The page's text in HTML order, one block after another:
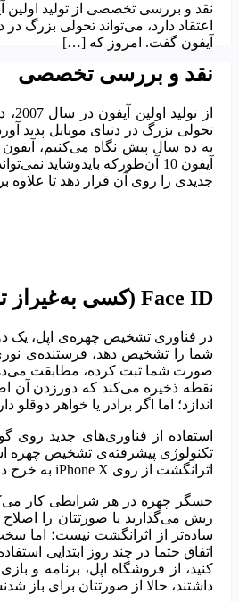
اعتقاد دارد، می‌تواند تحولی بزرگ
آیفون گفت. امروز که […]
نقد و بررسی تخصصی
از
تحولی بزرگ در دنیای موبایل پدید
به ده سال پیش نگاه می‌کنیم،
آیفون 10 آن‌طورکه
جدیدی را روی آن قرار دهد تا علاوه
Face ID (کسی به‌غیراز تو را نمی‌شناسم)
در فناوری تشخیص چهره‌ی اپل، یک
شما را تشخیص دهد، فرستنده‌ی نوری
صورت شما ثبت کرده، مطابقت
نقطه ذخیره می‌کند که دورزدن آن
اندازد؛ اما اگر برادر یا خواهر دوقلو
تکنولوژی پیشرفته‌ی تشخیص چهره
اثرانگشت از روی iPhone X به خرج داده ستود.
حسگر چهره در هر شرایطی کار
ریش می‌گذارید یا صورتتان را اصلاح
ساده‌تر از اثرانگشت نیست؛ اما
کنید، از فروشگاه اپل، برنامه و
داشتند، حالا از صورتتان برای باز